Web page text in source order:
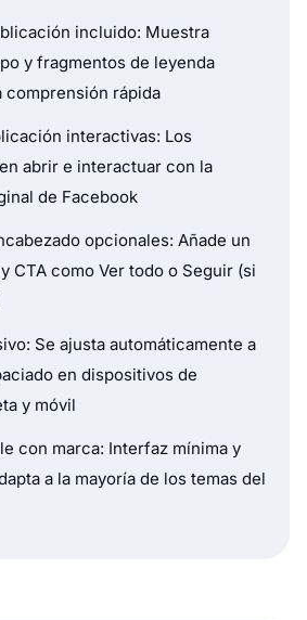
incluido: Muestra
y fragmentos de leyenda
comprensión rápida
interactivas: Los
abrir e interactuar con la
de Facebook
opcionales: Añade un
CTA como Ver todo o Seguir (si
Se ajusta automáticamente a
en dispositivos de
y móvil
con marca: Interfaz mínima y
a la mayoría de los temas del